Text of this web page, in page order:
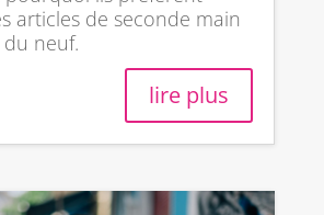
articles de seconde main
neuf.
lire plus